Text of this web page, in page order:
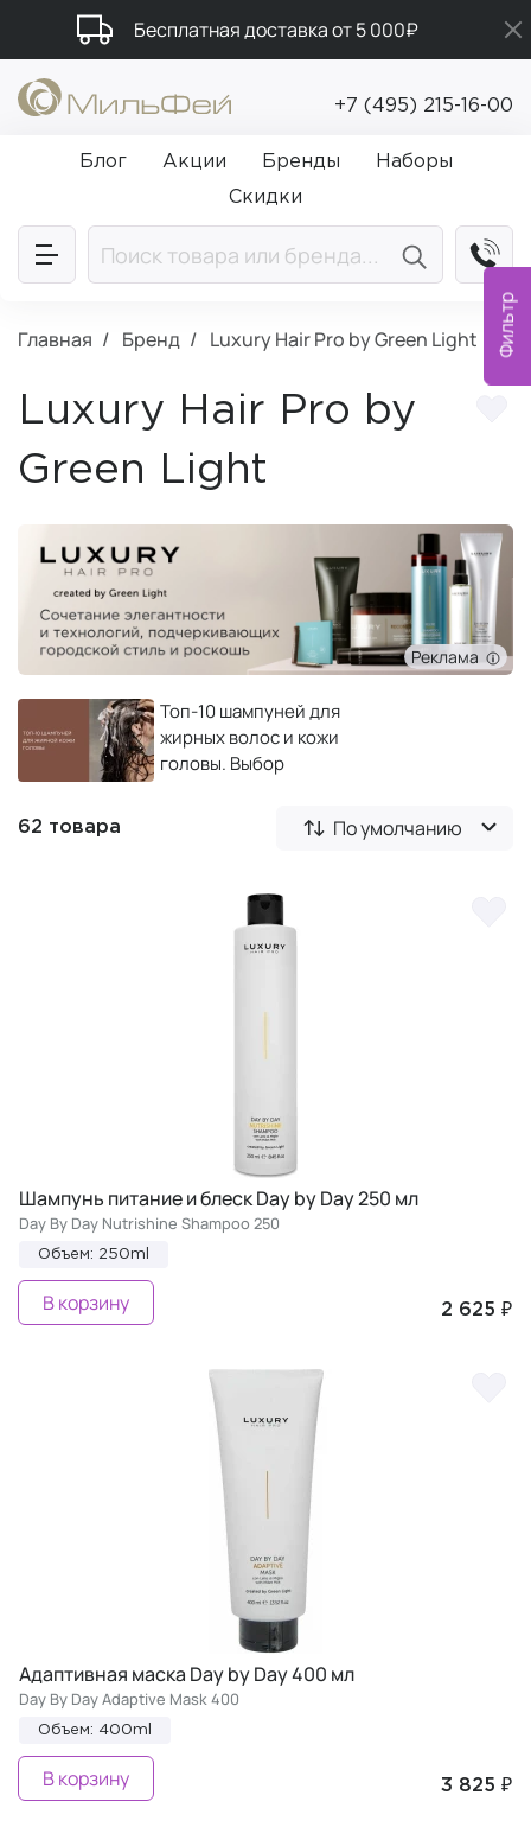
Фильтр
Бесплатная доставка от 5 000₽
Подарки в каждый заказ от 5 000₽
Промокод ПРИВЕТ
+7 (495) 215-16-00
Блог Акции Бренды
Наборы
Скидки
Главная Бренд Luxury Hair Pro by Green Light
Luxury Hair Pro by
Green Light
Реклама
Топ-10 шампуней для
жирных волос и кожи
головы. Выбор
62 товара По умолчанию
Шампунь питание и блеск Day by Day 250 мл
Day By Day Nutrishine Shampoo 250
Объем: 250ml
2 625 ₽
В корзину
Адаптивная маска Day by Day 400 мл
Day By Day Adaptive Mask 400
Объем: 400ml
3 825 ₽
В корзину